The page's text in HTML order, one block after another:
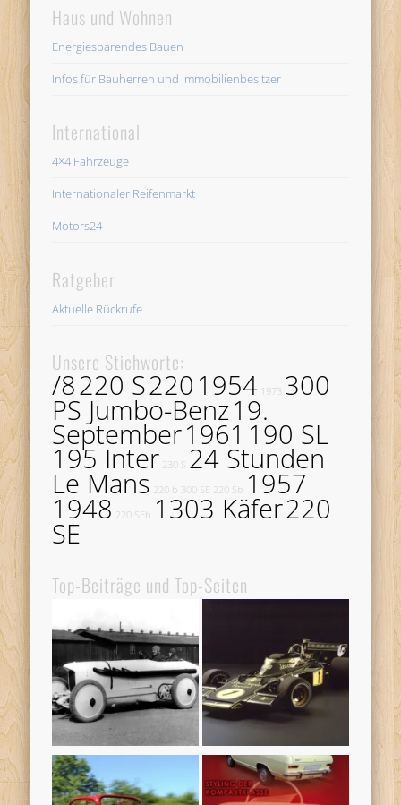
Haus und Wohnen
Energiesparendes Bauen
Infos für Bauherren und Immobilienbesitzer
International
4×4 Fahrzeuge
Internationaler Reifenmarkt
Motors24
Ratgeber
Aktuelle Rückrufe
Unsere Stichworte:
/8220 S220 1954 1973 300
PS Jumbo-Benz19.
September1961 190 SL
195 Inter 230 S 24 Stunden
Le Mans 220 b 300 SE 220 Sb 1957
1948 220 SEb 1303 Käfer220
SE
Top-Beiträge und Top-Seiten